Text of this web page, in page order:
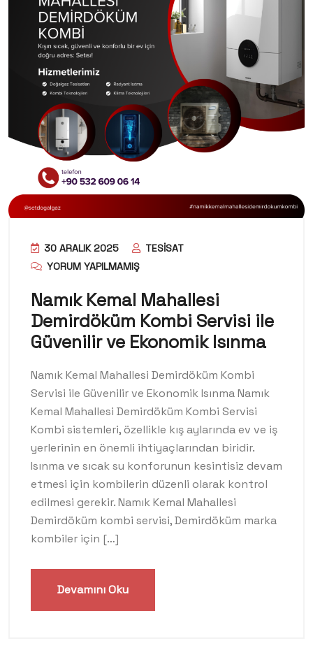
30 ARALIK 2025
TESISAT
YORUM YAPILMAMIŞ
Namık Kemal Mahallesi
Demirdöküm Kombi Servisi ile
Güvenilir ve Ekonomik Isınma
Namık Kemal Mahallesi Demirdöküm Kombi
Servisi ile Güvenilir ve Ekonomik Isınma Namık
Kemal Mahallesi Demirdöküm Kombi Servisi
Kombi sistemleri, özellikle kış aylarında ev ve iş
yerlerinin en önemli ihtiyaçlarından biridir.
Isınma ve sıcak su konforunun kesintisiz devam
etmesi için kombilerin düzenli olarak kontrol
edilmesi gerekir. Namık Kemal Mahallesi
Demirdöküm kombi servisi, Demirdöküm marka
kombiler için […]
Devamını Oku